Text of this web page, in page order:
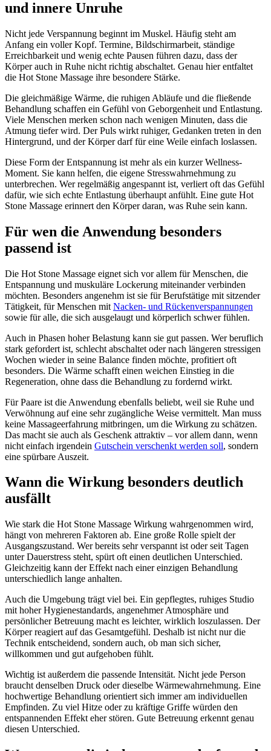
und innere Unruhe
Nicht jede Verspannung beginnt im Muskel. Häufig steht am
Anfang ein voller Kopf. Termine, Bildschirmarbeit, ständige
Erreichbarkeit und wenig echte Pausen führen dazu, dass der
Körper auch in Ruhe nicht richtig abschaltet. Genau hier entfaltet
die Hot Stone Massage ihre besondere Stärke.
Die gleichmäßige Wärme, die ruhigen Abläufe und die fließende
Behandlung schaffen ein Gefühl von Geborgenheit und Entlastung.
Viele Menschen merken schon nach wenigen Minuten, dass die
Atmung tiefer wird. Der Puls wirkt ruhiger, Gedanken treten in den
Hintergrund, und der Körper darf für eine Weile einfach loslassen.
Diese Form der Entspannung ist mehr als ein kurzer Wellness-
Moment. Sie kann helfen, die eigene Stresswahrnehmung zu
unterbrechen. Wer regelmäßig angespannt ist, verliert oft das Gefühl
dafür, wie sich echte Entlastung überhaupt anfühlt. Eine gute Hot
Stone Massage erinnert den Körper daran, was Ruhe sein kann.
Für wen die Anwendung besonders
passend ist
Die Hot Stone Massage eignet sich vor allem für Menschen, die
Entspannung und muskuläre Lockerung miteinander verbinden
möchten. Besonders angenehm ist sie für Berufstätige mit sitzender
Tätigkeit, für Menschen mit Nacken- und Rückenverspannungen
sowie für alle, die sich ausgelaugt und körperlich schwer fühlen.
Auch in Phasen hoher Belastung kann sie gut passen. Wer beruflich
stark gefordert ist, schlecht abschaltet oder nach längeren stressigen
Wochen wieder in seine Balance finden möchte, profitiert oft
besonders. Die Wärme schafft einen weichen Einstieg in die
Regeneration, ohne dass die Behandlung zu fordernd wirkt.
Für Paare ist die Anwendung ebenfalls beliebt, weil sie Ruhe und
Verwöhnung auf eine sehr zugängliche Weise vermittelt. Man muss
keine Massageerfahrung mitbringen, um die Wirkung zu schätzen.
Das macht sie auch als Geschenk attraktiv – vor allem dann, wenn
nicht einfach irgendein Gutschein verschenkt werden soll, sondern
eine spürbare Auszeit.
Wann die Wirkung besonders deutlich
ausfällt
Wie stark die Hot Stone Massage Wirkung wahrgenommen wird,
hängt von mehreren Faktoren ab. Eine große Rolle spielt der
Ausgangszustand. Wer bereits sehr verspannt ist oder seit Tagen
unter Dauerstress steht, spürt oft einen deutlichen Unterschied.
Gleichzeitig kann der Effekt nach einer einzigen Behandlung
unterschiedlich lange anhalten.
Auch die Umgebung trägt viel bei. Ein gepflegtes, ruhiges Studio
mit hoher Hygienestandards, angenehmer Atmosphäre und
persönlicher Betreuung macht es leichter, wirklich loszulassen. Der
Körper reagiert auf das Gesamtgefühl. Deshalb ist nicht nur die
Technik entscheidend, sondern auch, ob man sich sicher,
willkommen und gut aufgehoben fühlt.
Wichtig ist außerdem die passende Intensität. Nicht jede Person
braucht denselben Druck oder dieselbe Wärmewahrnehmung. Eine
hochwertige Behandlung orientiert sich immer am individuellen
Empfinden. Zu viel Hitze oder zu kräftige Griffe würden den
entspannenden Effekt eher stören. Gute Betreuung erkennt genau
diesen Unterschied.